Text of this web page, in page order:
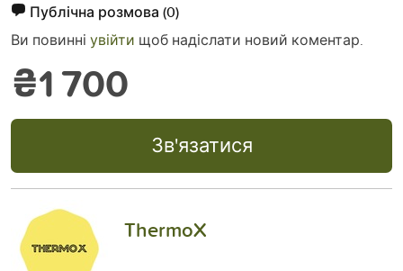
Публічна розмова (0)
Ви повинні увійти щоб надіслати новий коментар.
₴1 700
Зв'язатися
ThermoX